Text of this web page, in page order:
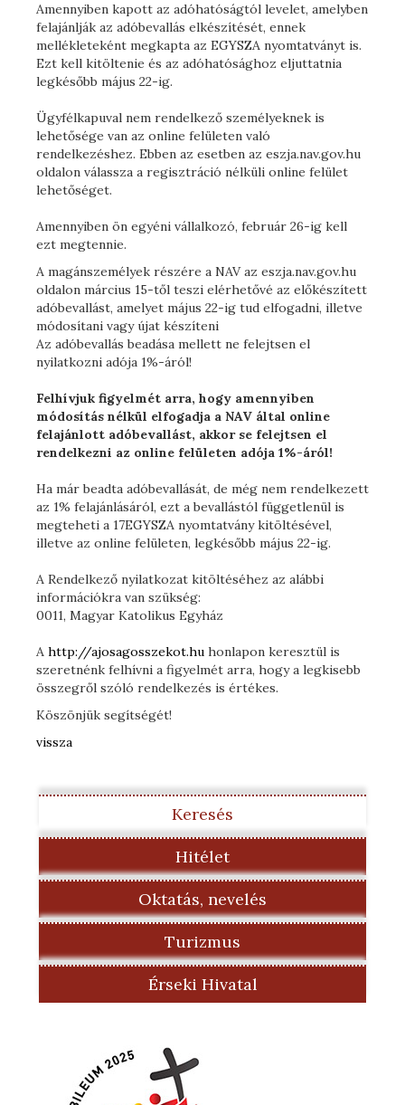
Amennyiben kapott az adóhatóságtól levelet, amelyben
felajánlják az adóbevallás elkészítését, ennek
mellékleteként megkapta az EGYSZA nyomtatványt is.
Ezt kell kitöltenie és az adóhatósághoz eljuttatnia
legkésőbb május 22-ig.
Ügyfélkapuval nem rendelkező személyeknek is
lehetősége van az online felületen való
rendelkezéshez. Ebben az esetben az eszja.nav.gov.hu
oldalon válassza a regisztráció nélküli online felület
lehetőséget.
Amennyiben ön egyéni vállalkozó, február 26-ig kell
ezt megtennie.
A magánszemélyek részére a NAV az eszja.nav.gov.hu
oldalon március 15-től teszi elérhetővé az előkészített
adóbevallást, amelyet május 22-ig tud elfogadni, illetve
módosítani vagy újat készíteni
Az adóbevallás beadása mellett ne felejtsen el
nyilatkozni adója 1%-áról!
Felhívjuk figyelmét arra, hogy amennyiben
módosítás nélkül elfogadja a NAV által online
felajánlott adóbevallást, akkor se felejtsen el
rendelkezni az online felületen adója 1%-áról!
Ha már beadta adóbevallását, de még nem rendelkezett
az 1% felajánlásáról, ezt a bevallástól függetlenül is
megteheti a 17EGYSZA nyomtatvány kitöltésével,
illetve az online felületen, legkésőbb május 22-ig.
A Rendelkező nyilatkozat kitöltéséhez az alábbi
információkra van szükség:
0011, Magyar Katolikus Egyház
A http://ajosagosszekot.hu honlapon keresztül is
szeretnénk felhívni a figyelmét arra, hogy a legkisebb
összegről szóló rendelkezés is értékes.
Köszönjük segítségét!
vissza
Keresés
Hitélet
Oktatás, nevelés
Turizmus
Érseki Hivatal